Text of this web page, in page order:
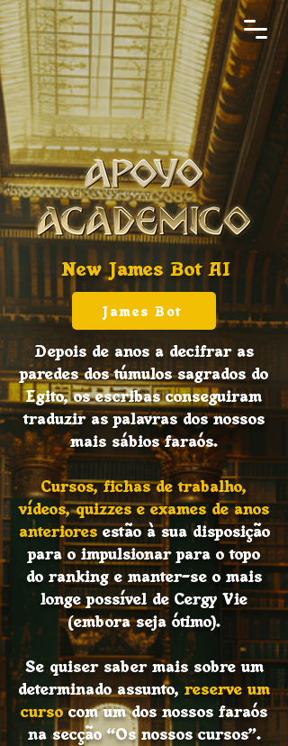
New James Bot AI
James Bot
Depois de anos a decifrar as
paredes dos túmulos sagrados do
Egito, os escribas conseguiram
traduzir as palavras dos nossos
mais sábios faraós.
Cursos, fichas de trabalho,
vídeos, quizzes e exames de anos
anterioresestão à sua disposição
para o impulsionar para o topo
do ranking e manter-se o mais
longe possível de Cergy Vie
(embora seja ótimo).
Se quiser saber mais sobre um
determinado assunto,reserve um
cursocom um dos nossos faraós
na secção “Os nossos cursos”.